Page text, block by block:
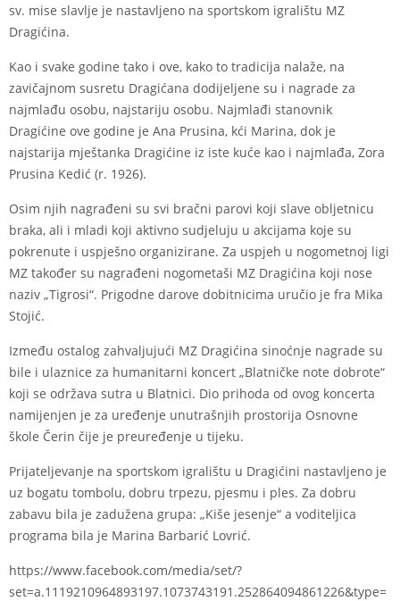
sv. mise slavlje je nastavljeno na sportskom igralištu MZ
Dragićina.
Kao i svake godine tako i ove, kako to tradicija nalaže, na
zavičajnom susretu Dragićana dodijeljene su i nagrade za
najmlađu osobu, najstariju osobu. Najmlađi stanovnik
Dragićine ove godine je Ana Prusina, kći Marina, dok je
najstarija mještanka Dragićine iz iste kuće kao i najmlađa, Zora
Prusina Kedić (r. 1926).
Osim njih nagrađeni su svi bračni parovi koji slave obljetnicu
braka, ali i mladi koji aktivno sudjeluju u akcijama koje su
pokrenute i uspješno organizirane. Za uspjeh u nogometnoj ligi
MZ također su nagrađeni nogometaši MZ Dragićina koji nose
naziv „Tigrosi“. Prigodne darove dobitnicima uručio je fra Mika
Stojić.
Između ostalog zahvaljujući MZ Dragićina sinoćnje nagrade su
bile i ulaznice za humanitarni koncert „Blatničke note dobrote“
koji se održava sutra u Blatnici. Dio prihoda od ovog koncerta
namijenjen je za uređenje unutrašnjih prostorija Osnovne
škole Čerin čije je preuređenje u tijeku.
Prijateljevanje na sportskom igralištu u Dragićini nastavljeno je
uz bogatu tombolu, dobru trpezu, pjesmu i ples. Za dobru
zabavu bila je zadužena grupa: „Kiše jesenje“ a voditeljica
programa bila je Marina Barbarić Lovrić.
https://www.facebook.com/media/set/?
set=a.1119210964893197.1073743191.252864094861226&type=